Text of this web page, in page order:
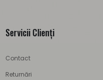
Servicii Clienţi
Contact
Returnări